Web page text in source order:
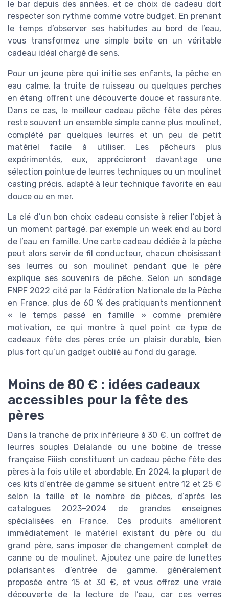
le bar depuis des années, et ce choix de cadeau doit
respecter son rythme comme votre budget. En prenant
le temps d’observer ses habitudes au bord de l’eau,
vous transformez une simple boîte en un véritable
cadeau idéal chargé de sens.
Pour un jeune père qui initie ses enfants, la pêche en
eau calme, la truite de ruisseau ou quelques perches
en étang offrent une découverte douce et rassurante.
Dans ce cas, le meilleur cadeau pêche fête des pères
reste souvent un ensemble simple canne plus moulinet,
complété par quelques leurres et un peu de petit
matériel facile à utiliser. Les pêcheurs plus
expérimentés, eux, apprécieront davantage une
sélection pointue de leurres techniques ou un moulinet
casting précis, adapté à leur technique favorite en eau
douce ou en mer.
La clé d’un bon choix cadeau consiste à relier l’objet à
un moment partagé, par exemple un week end au bord
de l’eau en famille. Une carte cadeau dédiée à la pêche
peut alors servir de fil conducteur, chacun choisissant
ses leurres ou son moulinet pendant que le père
explique ses souvenirs de pêche. Selon un sondage
FNPF 2022 cité par la Fédération Nationale de la Pêche
en France, plus de 60 % des pratiquants mentionnent
« le temps passé en famille » comme première
motivation, ce qui montre à quel point ce type de
cadeaux fête des pères crée un plaisir durable, bien
plus fort qu’un gadget oublié au fond du garage.
Moins de 80 € : idées cadeaux
accessibles pour la fête des
pères
Dans la tranche de prix inférieure à 30 €, un coffret de
leurres souples Delalande ou une bobine de tresse
française Fiiish constituent un cadeau pêche fête des
pères à la fois utile et abordable. En 2024, la plupart de
ces kits d’entrée de gamme se situent entre 12 et 25 €
selon la taille et le nombre de pièces, d’après les
catalogues 2023–2024 de grandes enseignes
spécialisées en France. Ces produits améliorent
immédiatement le matériel existant du père ou du
grand père, sans imposer de changement complet de
canne ou de moulinet. Ajoutez une paire de lunettes
polarisantes d’entrée de gamme, généralement
proposée entre 15 et 30 €, et vous offrez une vraie
découverte de la lecture de l’eau, car ces verres